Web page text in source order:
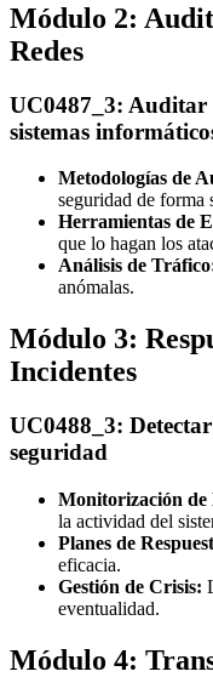
Módulo 2:
Redes
UC0487_3: Auditar
sistemas
Metodologías de
seguridad de forma
Herramientas de
que lo hagan los
Análisis de
anómalas.
Módulo 3:
Incidentes
UC0488_3:
seguridad
Monitorización de
la actividad del
Planes de
eficacia.
Gestión de Crisis:
eventualidad.
Módulo 4: